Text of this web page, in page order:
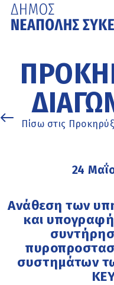
κυρίως
περιεχόμενο
Πίσω στις
24
Ανάθεση των
και
συστημάτων